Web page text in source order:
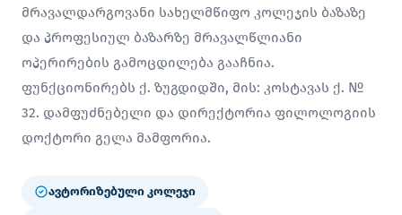
მრავალდარგოვანი სახელმწიფო კოლეჯის ბაზაზე
და პროფესიულ ბაზარზე მრავალწლიანი
ოპერირების გამოცდილება გააჩნია.
ფუნქციონირებს ქ. ზუგდიდში, მის: კოსტავას ქ. №
32. დამფუძნებელი და დირექტორია ფილოლოგიის
დოქტორი გელა მამფორია.
ავტორიზებული კოლეჯი